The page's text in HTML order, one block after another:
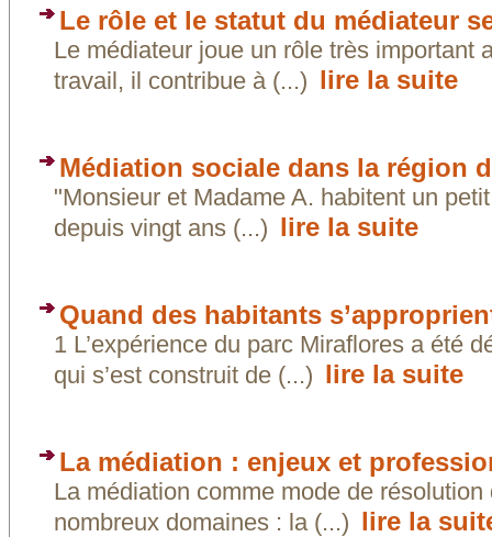
Le rôle et le statut du médiateur
Le médiateur joue un rôle très important
travail, il contribue à (...) lire la suite
Médiation sociale dans la région
"Monsieur et Madame A. habitent un
depuis vingt ans (...) lire la suite
Quand des habitants
1 L’expérience du parc Miraflores a été
qui s’est construit de (...) lire la suite
La médiation : enjeux et
La médiation comme mode de
nombreux domaines : la (...) lire la